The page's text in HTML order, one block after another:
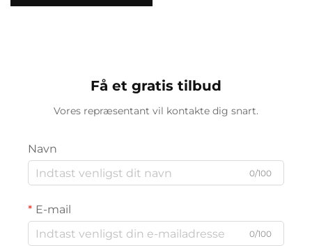
Stålskål Sportstil Cykel til
Få et gratis tilbud
Vores repræsentant vil kontakte dig snart.
Navn
0/100
E-mail
0/100